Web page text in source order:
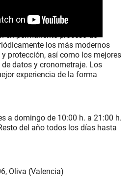
permanente proceso de
los más modernos
protección, así como los mejores
datos y cronometraje. Los
experiencia de la forma
a domingo de 10:00 h. a 21:00 h.
del año todos los días hasta
Oliva (Valencia)